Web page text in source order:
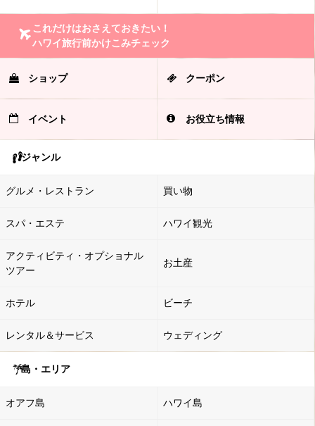
これだけはおさえておきたい！
ハワイ旅行前かけこみチェック
ショップ クーポン
イベント お役立ち情報
ジャンル
グルメ・レストラン 買い物
スパ・エステ ハワイ観光
アクティビティ・オプショナル
ツアー
お土産
ホテル ビーチ
レンタル＆サービス ウェディング
島・エリア
オアフ島 ハワイ島